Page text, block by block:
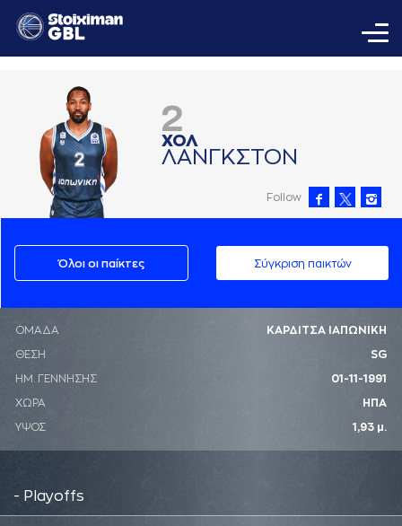
2
ΧΟΛ
ΛAΝΓΚΣΤΟΝ
Follow
Όλοι οι παίκτες Σύγκριση παικτών
ΟΜΑΔΑ ΚΑΡΔΙΤΣΑ ΙΑΠΩΝΙΚΗ
ΘΕΣΗ SG
ΗΜ. ΓΕΝΝΗΣΗΣ 01-11-1991
ΧΩΡΑ ΗΠΑ
ΥΨΟΣ 1,93 μ.
- Playoffs